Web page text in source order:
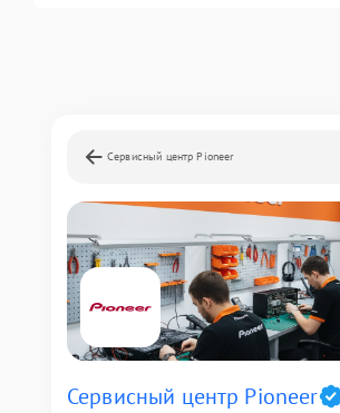
Сервисный центр Pioneer
Сервисный центр Pioneer